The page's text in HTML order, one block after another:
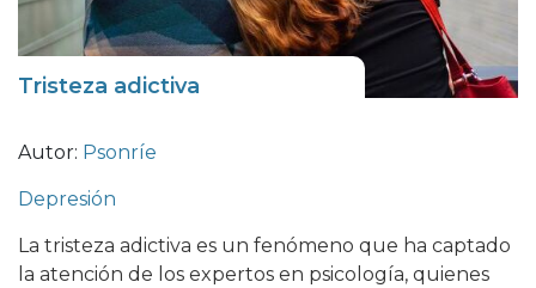
Tristeza adictiva
Autor: Psonríe
Depresión
La tristeza adictiva es un fenómeno que ha captado
la atención de los expertos en psicología, quienes